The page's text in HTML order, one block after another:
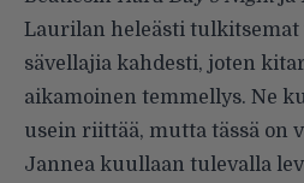
Laurilan heleästi tulkitsemat
sävellajia kahdesti, joten
aikamoinen temmellys. Ne
usein riittää, mutta tässä on
Jannea kuullaan tulevalla